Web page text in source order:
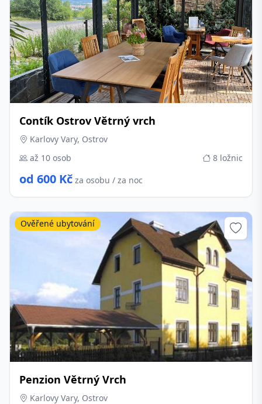
Contík Ostrov Větrný vrch
Karlovy Vary, Ostrov
až 10 osob
8 ložnic
od 600 Kč za osobu / za noc
Penzion Větrný Vrch
Karlovy Vary, Ostrov
Ověřené ubytování